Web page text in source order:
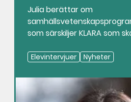
Julia berättar om
som särskiljer KLARA som
Elevintervjuer Nyheter